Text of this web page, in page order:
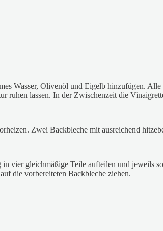
Wasser, Olivenöl und Eigelb hinzufügen.
ruhen lassen. In der Zwischenzeit die
Zwei Backbleche mit ausreichend
vier gleichmäßige Teile aufteilen und
die vorbereiteten Backbleche ziehen.